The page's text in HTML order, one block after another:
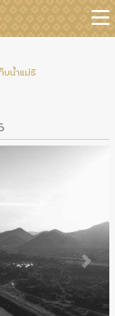
บน้ำแม่ธิ
Next